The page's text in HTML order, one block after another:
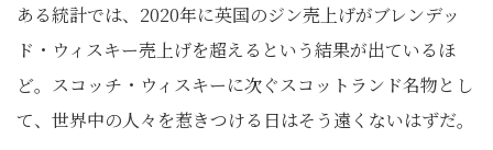
ある統計では、2020年に英国のジン売上げがブレンデッ
ド・ウィスキー売上げを超えるという結果が出ているほ
ど。スコッチ・ウィスキーに次ぐスコットランド名物とし
て、世界中の人々を惹きつける日はそう遠くないはずだ。